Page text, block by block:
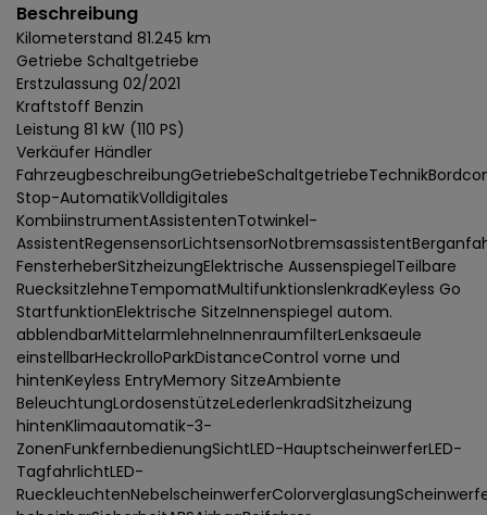
Beschreibung
Kilometerstand 81.245 km
Getriebe Schaltgetriebe
Erstzulassung 02/2021
Kraftstoff Benzin
Leistung 81 kW (110 PS)
Verkäufer Händler
Stop-AutomatikVolldigitales
KombiinstrumentAssistentenTotwinkel-
FensterheberSitzheizungElektrische AussenspiegelTeilbare
RuecksitzlehneTempomatMultifunktionslenkradKeyless Go
StartfunktionElektrische SitzeInnenspiegel autom.
abblendbarMittelarmlehneInnenraumfilterLenksaeule
einstellbarHeckrolloParkDistanceControl vorne und
hintenKeyless EntryMemory SitzeAmbiente
BeleuchtungLordosenstützeLederlenkradSitzheizung
hintenKlimaautomatik-3-
ZonenFunkfernbedienungSichtLED-HauptscheinwerferLED-
TagfahrlichtLED-